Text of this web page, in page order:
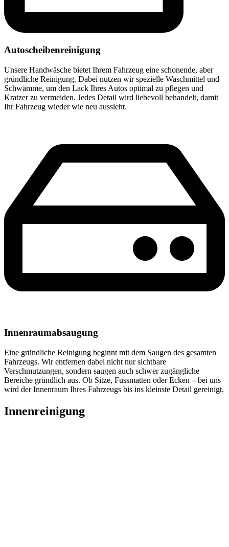
Autoscheibenreinigung
Unsere Handwäsche bietet Ihrem Fahrzeug eine schonende, aber
gründliche Reinigung. Dabei nutzen wir spezielle Waschmittel und
Schwämme, um den Lack Ihres Autos optimal zu pflegen und
Kratzer zu vermeiden. Jedes Detail wird liebevoll behandelt, damit
Ihr Fahrzeug wieder wie neu aussieht.
Innenraumabsaugung
Eine gründliche Reinigung beginnt mit dem Saugen des gesamten
Fahrzeugs. Wir entfernen dabei nicht nur sichtbare
Verschmutzungen, sondern saugen auch schwer zugängliche
Bereiche gründlich aus. Ob Sitze, Fussmatten oder Ecken – bei uns
wird der Innenraum Ihres Fahrzeugs bis ins kleinste Detail gereinigt.
Innenreinigung